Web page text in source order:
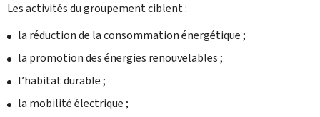
Les activités du groupement ciblent :
la réduction de la consommation énergétique ;
la promotion des énergies renouvelables ;
l’habitat durable ;
la mobilité électrique ;